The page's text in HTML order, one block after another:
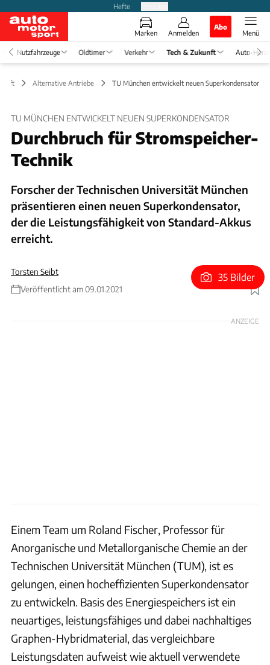
Hefte
Marken Anmelden
Abo
Menü
Nutzfahrzeuge Oldtimer Verkehr Tech & Zukunft Auto-
Alternative Antriebe TU München entwickelt neuen Superkondensator
TU MÜNCHEN ENTWICKELT NEUEN SUPERKONDENSATOR
Durchbruch für Stromspeicher-
Technik
Forscher der Technischen Universität München
präsentieren einen neuen Superkondensator,
der die Leistungsfähigkeit von Standard-Akkus
erreicht.
Torsten Seibt
Veröffentlicht am 09.01.2021
Foto: Prof. Dr. Jayaramulu Kolleboyina / IITJ
35 Bilder
ANZEIGE
Einem Team um Roland Fischer, Professor für
Anorganische und Metallorganische Chemie an der
Technischen Universität München (TUM), ist es
gelungen, einen hocheffizienten Superkondensator
zu entwickeln. Basis des Energiespeichers ist ein
neuartiges, leistungsfähiges und dabei nachhaltiges
Graphen-Hybridmaterial, das vergleichbare
Leistungsdaten aufweist wie aktuell verwendete